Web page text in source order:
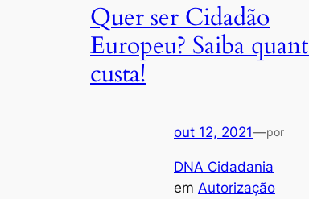
Quer ser Cidadão
Europeu? Saiba
custa!
out 12, 2021—por
DNA Cidadania
em Autorização